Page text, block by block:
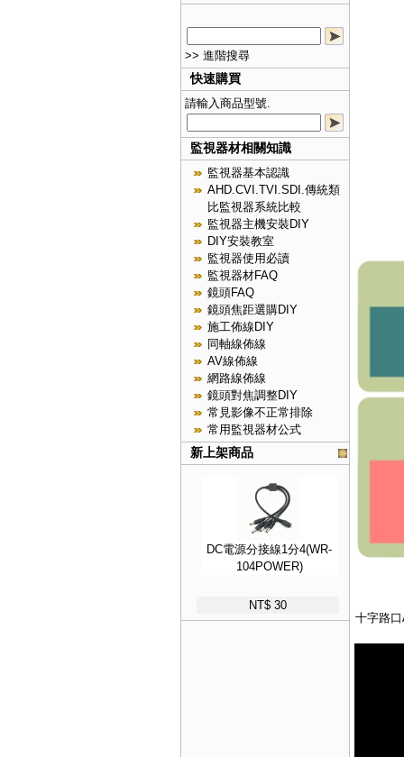
>> 進階搜尋
快速購買
請輸入商品型號.
監視器材相關知識
監視器基本認識
AHD.CVI.TVI.SDI.傳統類
比監視器系統比較
監視器主機安裝DIY
DIY安裝教室
監視器使用必讀
監視器材FAQ
鏡頭FAQ
鏡頭焦距選購DIY
施工佈線DIY
同軸線佈線
AV線佈線
網路線佈線
鏡頭對焦調整DIY
常見影像不正常排除
常用監視器材公式
新上架商品
DC電源分接線1分4(WR-
104POWER)
NT$ 30
十字路